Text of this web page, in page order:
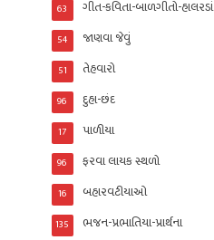
ગીત-કવિતા-બાળગીતો-હાલરડાં
63
જાણવા જેવું
54
તેહવારો
51
દુહા-છંદ
96
પાળીયા
17
ફરવા લાયક સ્થળો
96
બહારવટીયાઓ
16
ભજન-પ્રભાતિયા-પ્રાર્થના
135